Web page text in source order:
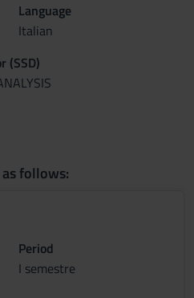
Language
Italian
(SSD)
follows:
Period
I semestre